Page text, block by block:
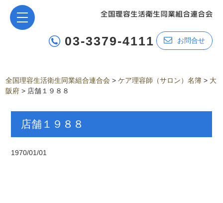
03-3379-4111 お問合せ
全国理容生活衛生同業組合連合会 >ケア理容師（サロン）名簿 > 大
阪府 > 店舗１９８８
店舗１９８８
1970/01/01